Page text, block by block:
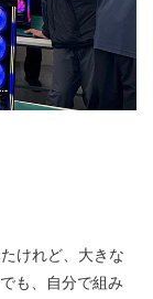
けれど、大きな
も、自分で組み